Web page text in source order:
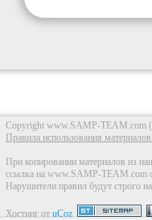
Copyright www.SAMP-TEAM.com
Правила использования материалов
При копировании материалов из
ссылка на www.SAMP-TEAM.com
Нарушители правил будут строго
Хостинг от uCoz